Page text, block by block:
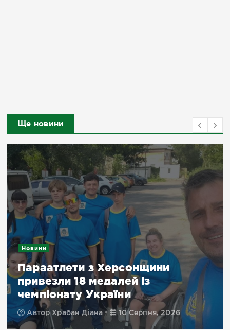
Ще новини
Подробиці
У соцмережах – «все
соціології – інша картина: що
жителі півдня думають про
війну
АвторМарина Поліщук 10 Серпня, 2026